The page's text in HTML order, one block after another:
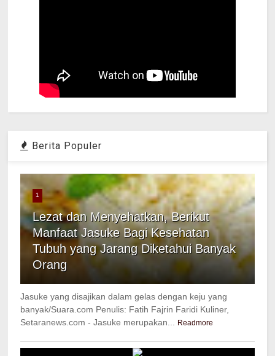
Berita Populer
1
Lezat dan Menyehatkan, Berikut
Manfaat Jasuke Bagi Kesehatan
Tubuh yang Jarang Diketahui Banyak
Orang
Jasuke yang disajikan dalam gelas dengan keju yang
banyak/Suara.com Penulis: Fatih Fajrin Faridi Kuliner,
Setaranews.com - Jasuke merupakan...
Readmore